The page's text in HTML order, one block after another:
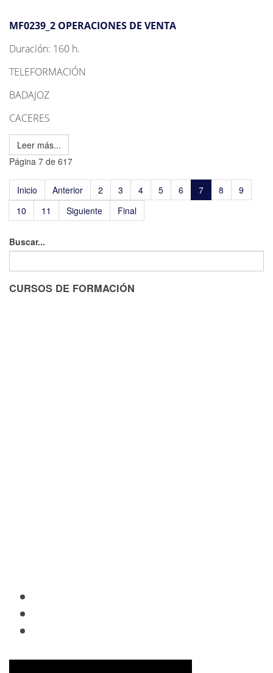
MF0239_2 OPERACIONES DE VENTA
Duración: 160 h.
TELEFORMACIÓN
BADAJOZ
CACERES
Leer más...
Página 7 de 617
Inicio Anterior 2 3 4 5 6 7 8
9
10
11 Siguiente Final
Buscar...
CURSOS DE FORMACIÓN